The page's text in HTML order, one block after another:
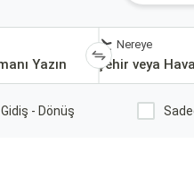
Nereye
Gidiş - Dönüş